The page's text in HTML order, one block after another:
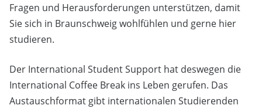
Fragen und Herausforderungen unterstützen, damit
Sie sich in Braunschweig wohlfühlen und gerne hier
studieren.
Der International Student Support hat deswegen die
International Coffee Break ins Leben gerufen. Das
Austauschformat gibt internationalen Studierenden